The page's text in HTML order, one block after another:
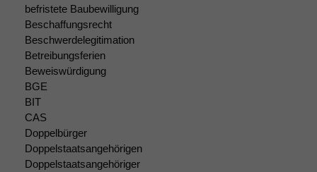
befristete Baubewilligung
Beschaffungsrecht
Beschwerdelegitimation
Betreibungsferien
Beweiswürdigung
BGE
BIT
CAS
Doppelbürger
Doppelstaatsangehörigen
Doppelstaatsangehöriger